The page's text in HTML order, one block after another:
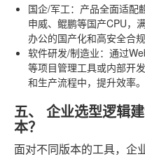
国企/军工：产品全面适配
申威、鲲鹏等国产CPU，
办公的国产化和高安全合规
软件研发/制造业：通过
等项目管理工具或内部开
和生产流程中，提升效率。
五、 企业选型逻辑
本？
面对不同版本的工具，企